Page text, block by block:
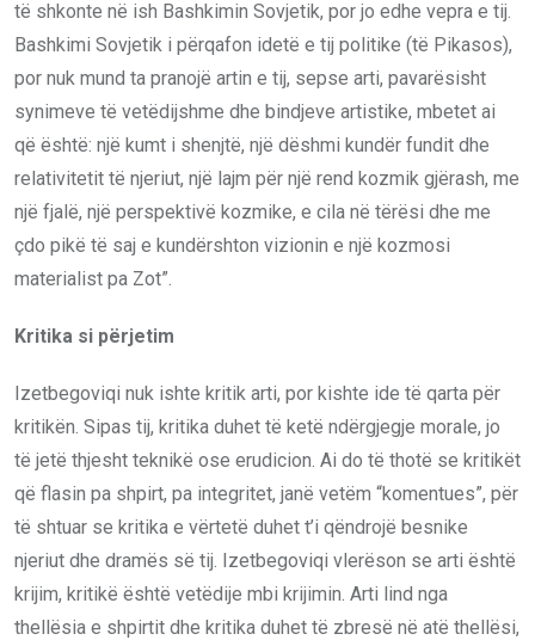
të shkonte në ish Bashkimin Sovjetik, por jo edhe vepra e tij.
Bashkimi Sovjetik i përqafon idetë e tij politike (të Pikasos),
por nuk mund ta pranojë artin e tij, sepse arti, pavarësisht
synimeve të vetëdijshme dhe bindjeve artistike, mbetet ai
që është: një kumt i shenjtë, një dëshmi kundër fundit dhe
relativitetit të njeriut, një lajm për një rend kozmik gjërash, me
një fjalë, një perspektivë kozmike, e cila në tërësi dhe me
çdo pikë të saj e kundërshton vizionin e një kozmosi
materialist pa Zot”.
Kritika si përjetim
Izetbegoviqi nuk ishte kritik arti, por kishte ide të qarta për
kritikën. Sipas tij, kritika duhet të ketë ndërgjegje morale, jo
të jetë thjesht teknikë ose erudicion. Ai do të thotë se kritikët
që flasin pa shpirt, pa integritet, janë vetëm “komentues”, për
të shtuar se kritika e vërtetë duhet t’i qëndrojë besnike
njeriut dhe dramës së tij. Izetbegoviqi vlerëson se arti është
krijim, kritikë është vetëdije mbi krijimin. Arti lind nga
thellësia e shpirtit dhe kritika duhet të zbresë në atë thellësi,